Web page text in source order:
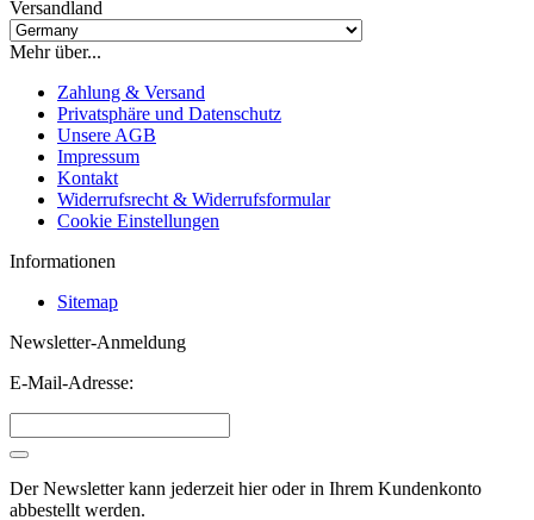
Versandland
Mehr über...
Zahlung & Versand
Privatsphäre und Datenschutz
Unsere AGB
Impressum
Kontakt
Widerrufsrecht & Widerrufsformular
Cookie Einstellungen
Informationen
Sitemap
Newsletter-Anmeldung
E-Mail-Adresse:
Der Newsletter kann jederzeit hier oder in Ihrem Kundenkonto
abbestellt werden.